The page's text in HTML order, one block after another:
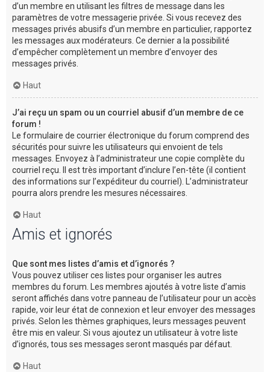
d’un membre en utilisant les filtres de message dans les
paramètres de votre messagerie privée. Si vous recevez des
messages privés abusifs d’un membre en particulier, rapportez
les messages aux modérateurs. Ce dernier a la possibilité
d’empêcher complètement un membre d’envoyer des
messages privés.
Haut
J’ai reçu un spam ou un courriel abusif d’un membre de ce
forum !
Le formulaire de courrier électronique du forum comprend des
sécurités pour suivre les utilisateurs qui envoient de tels
messages. Envoyez à l’administrateur une copie complète du
courriel reçu. Il est très important d’inclure l’en-tête (il contient
des informations sur l’expéditeur du courriel). L’administrateur
pourra alors prendre les mesures nécessaires.
Haut
Amis et ignorés
Que sont mes listes d’amis et d’ignorés ?
Vous pouvez utiliser ces listes pour organiser les autres
membres du forum. Les membres ajoutés à votre liste d’amis
seront affichés dans votre panneau de l’utilisateur pour un accès
rapide, voir leur état de connexion et leur envoyer des messages
privés. Selon les thèmes graphiques, leurs messages peuvent
être mis en valeur. Si vous ajoutez un utilisateur à votre liste
d’ignorés, tous ses messages seront masqués par défaut.
Haut